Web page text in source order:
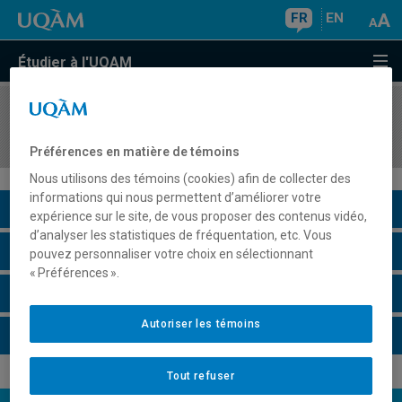
FR EN
Étudier à l'UQAM
COURS//
Description du cours
Horaire - Été 2026
Préférences en matière de témoins
Nous utilisons des témoins (cookies) afin de collecter des
informations qui nous permettent d’améliorer votre
expérience sur le site, de vous proposer des contenus vidéo,
d’analyser les statistiques de fréquentation, etc. Vous
pouvez personnaliser votre choix en sélectionnant
« Préférences ».
Tout refuser
Autoriser les témoins